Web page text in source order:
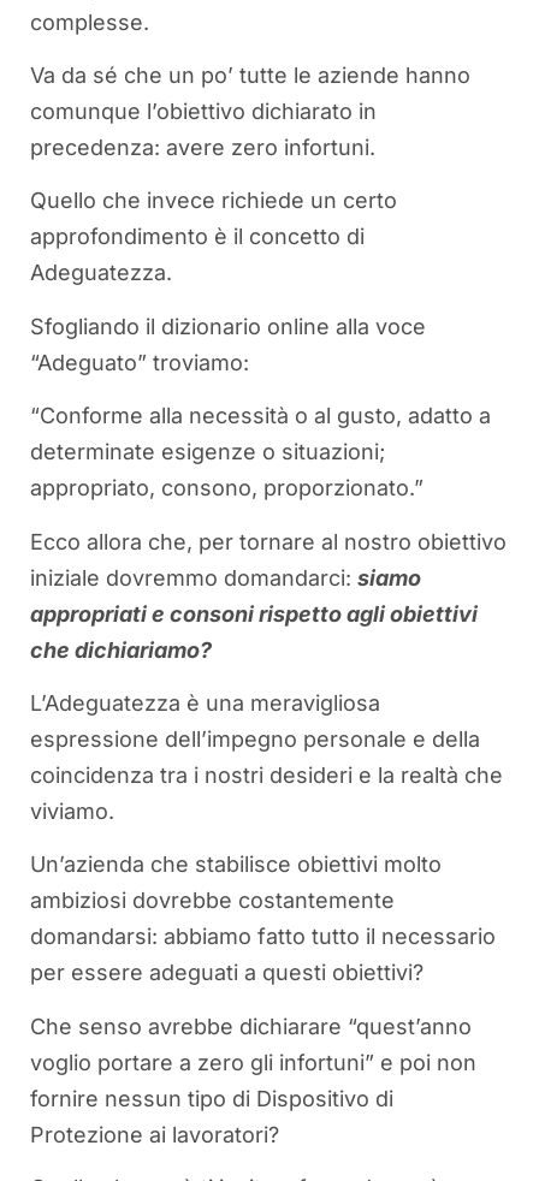
complesse.
Va da sé che un po’ tutte le aziende hanno
comunque l’obiettivo dichiarato in
precedenza: avere zero infortuni.
Quello che invece richiede un certo
approfondimento è il concetto di
Adeguatezza.
Sfogliando il dizionario online alla voce
“Adeguato” troviamo:
“Conforme alla necessità o al gusto, adatto a
determinate esigenze o situazioni;
appropriato, consono, proporzionato.”
Ecco allora che, per tornare al nostro obiettivo
iniziale dovremmo domandarci: siamo
appropriati e consoni rispetto agli obiettivi
che dichiariamo?
L’Adeguatezza è una meravigliosa
espressione dell’impegno personale e della
coincidenza tra i nostri desideri e la realtà che
viviamo.
Un’azienda che stabilisce obiettivi molto
ambiziosi dovrebbe costantemente
domandarsi: abbiamo fatto tutto il necessario
per essere adeguati a questi obiettivi?
Che senso avrebbe dichiarare “quest’anno
voglio portare a zero gli infortuni” e poi non
fornire nessun tipo di Dispositivo di
Protezione ai lavoratori?